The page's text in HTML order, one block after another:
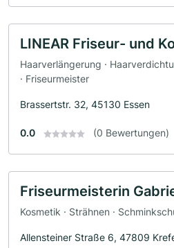
LINEAR Friseur- und
Haarverlängerung ·
· Friseurmeister
Brassertstr. 32, 45130 Essen
0.0 (0 Bewertungen)
Friseurmeisterin
Kosmetik · Strähnen ·
Allensteiner Straße 6, 47809